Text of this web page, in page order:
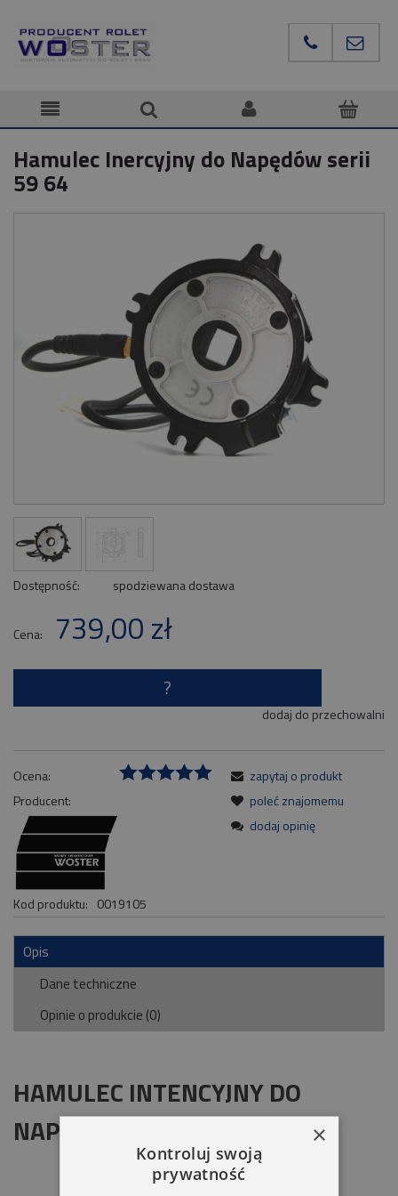
Hamulec Inercyjny do Napędów serii
59 64
Dostępność: spodziewana dostawa
Cena: 739,00 zł
?
dodaj do przechowalni
Ocena:
Producent:
Kod produktu: 0019105
zapytaj o produkt
poleć znajomemu
dodaj opinię
Opis
Dane techniczne
Opinie o produkcie (0)
HAMULEC INTENCYJNY DO
NAPĘDÓW SERII 59 64
×
Kontroluj swoją
prywatność